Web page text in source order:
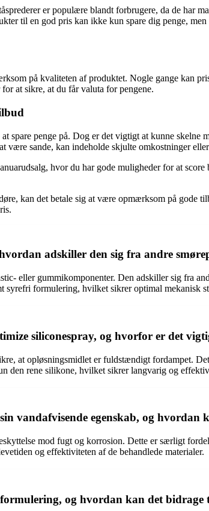
er populære blandt forbrugere, da de har
til en god pris kan ikke kun spare dig penge,
på kvaliteten af produktet. Nogle gange kan
at sikre, at du får valuta for pengene.
spare penge på. Dog er det vigtigt at kunne
sande, kan indeholde skjulte omkostninger
hvor du har gode muligheder for at
kan det betale sig at være opmærksom på
adskiller den sig fra andre
eller gummikomponenter. Den adskiller sig fra
syrefri formulering, hvilket sikrer optimal mekanisk
siliconespray, og hvorfor er det
at opløsningsmidlet er fuldstændigt fordampet.
den rene silikone, hvilket sikrer langvarig og
vandafvisende egenskab, og
mod fugt og korrosion. Dette er særligt
og effektiviteten af de behandlede materialer.
og hvordan kan det